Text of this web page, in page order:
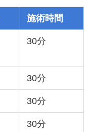
施術時間
30分
30分
30分
30分